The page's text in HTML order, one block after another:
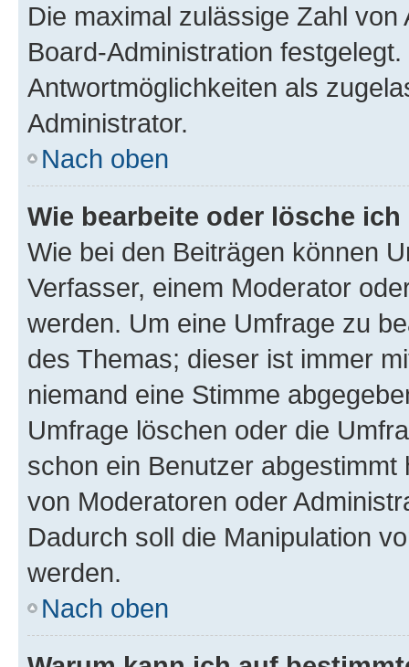
Die maximal zulässige Zahl
Board-Administration
Antwortmöglichkeiten als
Administrator.
Nach oben
Wie bearbeite oder lösche
Wie bei den Beiträgen können
Verfasser, einem Moderator
werden. Um eine Umfrage zu
des Themas; dieser ist immer
niemand eine Stimme
Umfrage löschen oder die
schon ein Benutzer
von Moderatoren oder
Dadurch soll die Manipulation
werden.
Nach oben